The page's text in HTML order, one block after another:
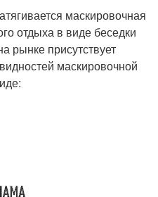
маскировочная
отдыха в виде беседки
рынке присутствует
маскировочной